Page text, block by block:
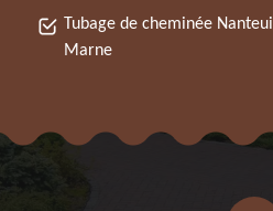
Tubage de cheminée
Marne